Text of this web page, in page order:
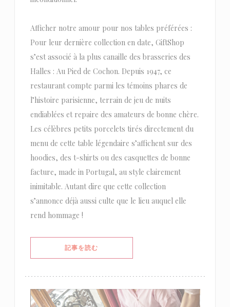
Afficher notre amour pour nos tables préférées :
Pour leur dernière collection en date, GiftShop
s’est associé à la plus canaille des brasseries des
Halles : Au Pied de Cochon. Depuis 1947, ce
restaurant compte parmi les témoins phares de
l’histoire parisienne, terrain de jeu de nuits
endiablées et repaire des amateurs de bonne chère.
Les célèbres petits porcelets tirés directement du
menu de cette table légendaire s’affichent sur des
hoodies, des t-shirts ou des casquettes de bonne
facture, made in Portugal, au style clairement
inimitable. Autant dire que cette collection
s’annonce déjà aussi culte que le lieu auquel elle
rend hommage !
記事を読む